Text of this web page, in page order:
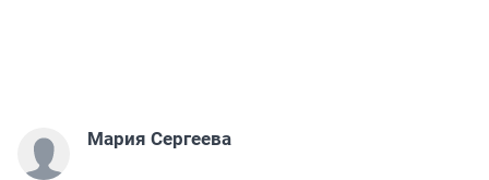
Мария Сергеева